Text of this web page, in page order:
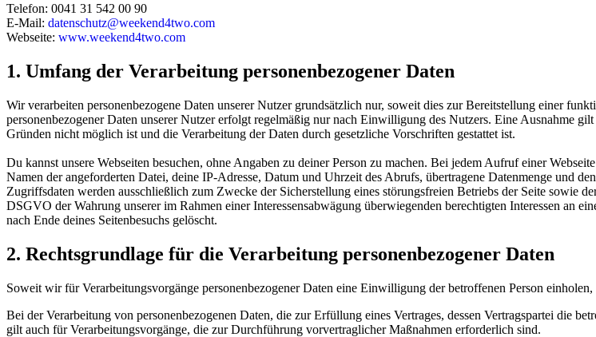
Telefon: 0041 31 542 00 90
E-Mail: datenschutz@weekend4two.com
Webseite: www.weekend4two.com
1. Umfang der Verarbeitung personenbezogener Daten
Wir verarbeiten personenbezogene Daten unserer Nutzer grundsätzlich nur, soweit dies zur Bereitstellung einer
personenbezogener Daten unserer Nutzer erfolgt regelmäßig nur nach Einwilligung des Nutzers. Eine Ausnahme
Gründen nicht möglich ist und die Verarbeitung der Daten durch gesetzliche Vorschriften gestattet ist.
Du kannst unsere Webseiten besuchen, ohne Angaben zu deiner Person zu machen. Bei jedem Aufruf einer
Namen der angeforderten Datei, deine IP-Adresse, Datum und Uhrzeit des Abrufs, übertragene Datenmenge und
Zugriffsdaten werden ausschließlich zum Zwecke der Sicherstellung eines störungsfreien Betriebs der Seite sowie
DSGVO der Wahrung unserer im Rahmen einer Interessensabwägung überwiegenden berechtigten Interessen an
nach Ende deines Seitenbesuchs gelöscht.
2. Rechtsgrundlage für die Verarbeitung personenbezogener Daten
Soweit wir für Verarbeitungsvorgänge personenbezogener Daten eine Einwilligung der betroffenen Person
Bei der Verarbeitung von personenbezogenen Daten, die zur Erfüllung eines Vertrages, dessen Vertragspartei die
gilt auch für Verarbeitungsvorgänge, die zur Durchführung vorvertraglicher Maßnahmen erforderlich sind.